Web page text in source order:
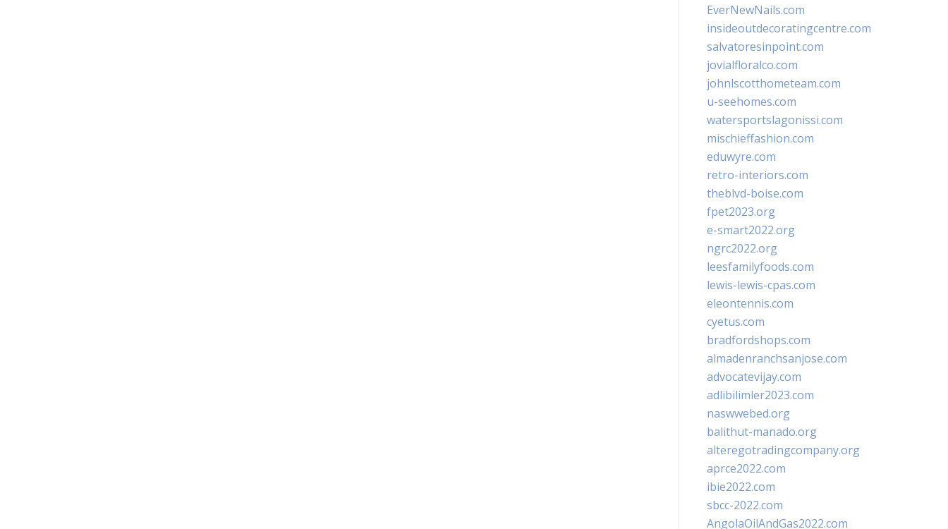
EverNewNails.com
insideoutdecoratingcentre.com
salvatoresinpoint.com
jovialfloralco.com
johnlscotthometeam.com
u-seehomes.com
watersportslagonissi.com
mischieffashion.com
eduwyre.com
retro-interiors.com
theblvd-boise.com
fpet2023.org
e-smart2022.org
ngrc2022.org
leesfamilyfoods.com
lewis-lewis-cpas.com
eleontennis.com
cyetus.com
bradfordshops.com
almadenranchsanjose.com
advocatevijay.com
adlibilimler2023.com
naswwebed.org
balithut-manado.org
alteregotradingcompany.org
aprce2022.com
ibie2022.com
sbcc-2022.com
AngolaOilAndGas2022.com